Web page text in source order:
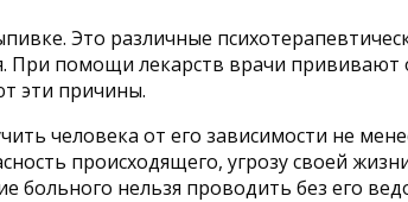
Это различные
помощи лекарств врачи
эти причины.
человека от его зависимости не
происходящего, угрозу своей
нельзя проводить без его